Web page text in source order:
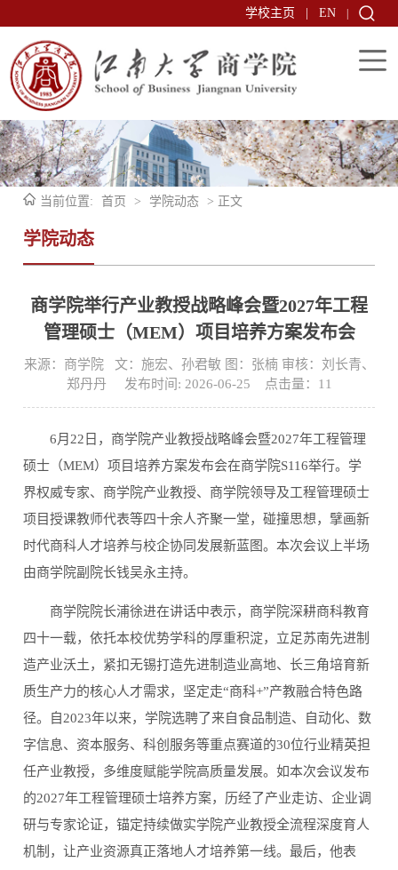
学校主页 EN
当前位置: 首页 > 学院动态 > 正文
学院动态
商学院举行产业教授战略峰会暨2027年工程
管理硕士（MEM）项目培养方案发布会
来源：商学院 文：施宏、孙君敏 图：张楠 审核：刘长青、
郑丹丹 发布时间: 2026-06-25 点击量： 11
6月22日，商学院产业教授战略峰会暨2027年工程管理
硕士（MEM）项目培养方案发布会在商学院S116举行。学
界权威专家、商学院产业教授、商学院领导及工程管理硕士
项目授课教师代表等四十余人齐聚一堂，碰撞思想，擘画新
时代商科人才培养与校企协同发展新蓝图。本次会议上半场
由商学院副院长钱吴永主持。
商学院院长浦徐进在讲话中表示，商学院深耕商科教育
四十一载，依托本校优势学科的厚重积淀，立足苏南先进制
造产业沃土，紧扣无锡打造先进制造业高地、长三角培育新
质生产力的核心人才需求，坚定走“商科+”产教融合特色路
径。自2023年以来，学院选聘了来自食品制造、自动化、数
字信息、资本服务、科创服务等重点赛道的30位行业精英担
任产业教授，多维度赋能学院高质量发展。如本次会议发布
的2027年工程管理硕士培养方案，历经了产业走访、企业调
研与专家论证，锚定持续做实学院产业教授全流程深度育人
机制，让产业资源真正落地人才培养第一线。最后，他表